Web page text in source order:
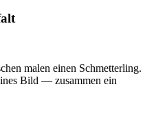
malen einen Schmetterling.
Bild — zusammen ein